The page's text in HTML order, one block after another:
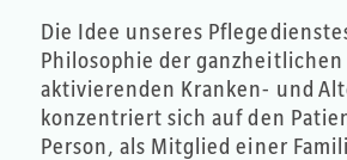
Die Idee unseres
Philosophie der ganzheitlichen
aktivierenden Kranken- und
konzentriert sich auf den
Person, als Mitglied einer